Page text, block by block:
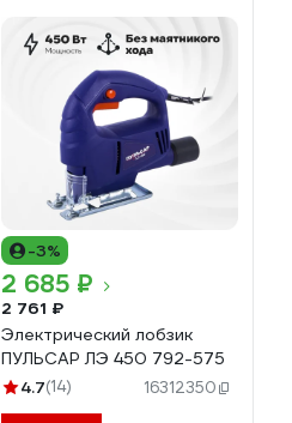
-3%
2 685 ₽
2 761 ₽
Электрический лобзик
ПУЛЬСАР ЛЭ 450 792-575
4.7(14) 16312350